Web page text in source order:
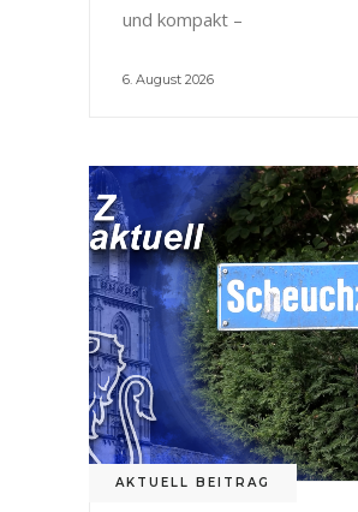
und kompakt –
6. August 2026
AKTUELL BEITRAG